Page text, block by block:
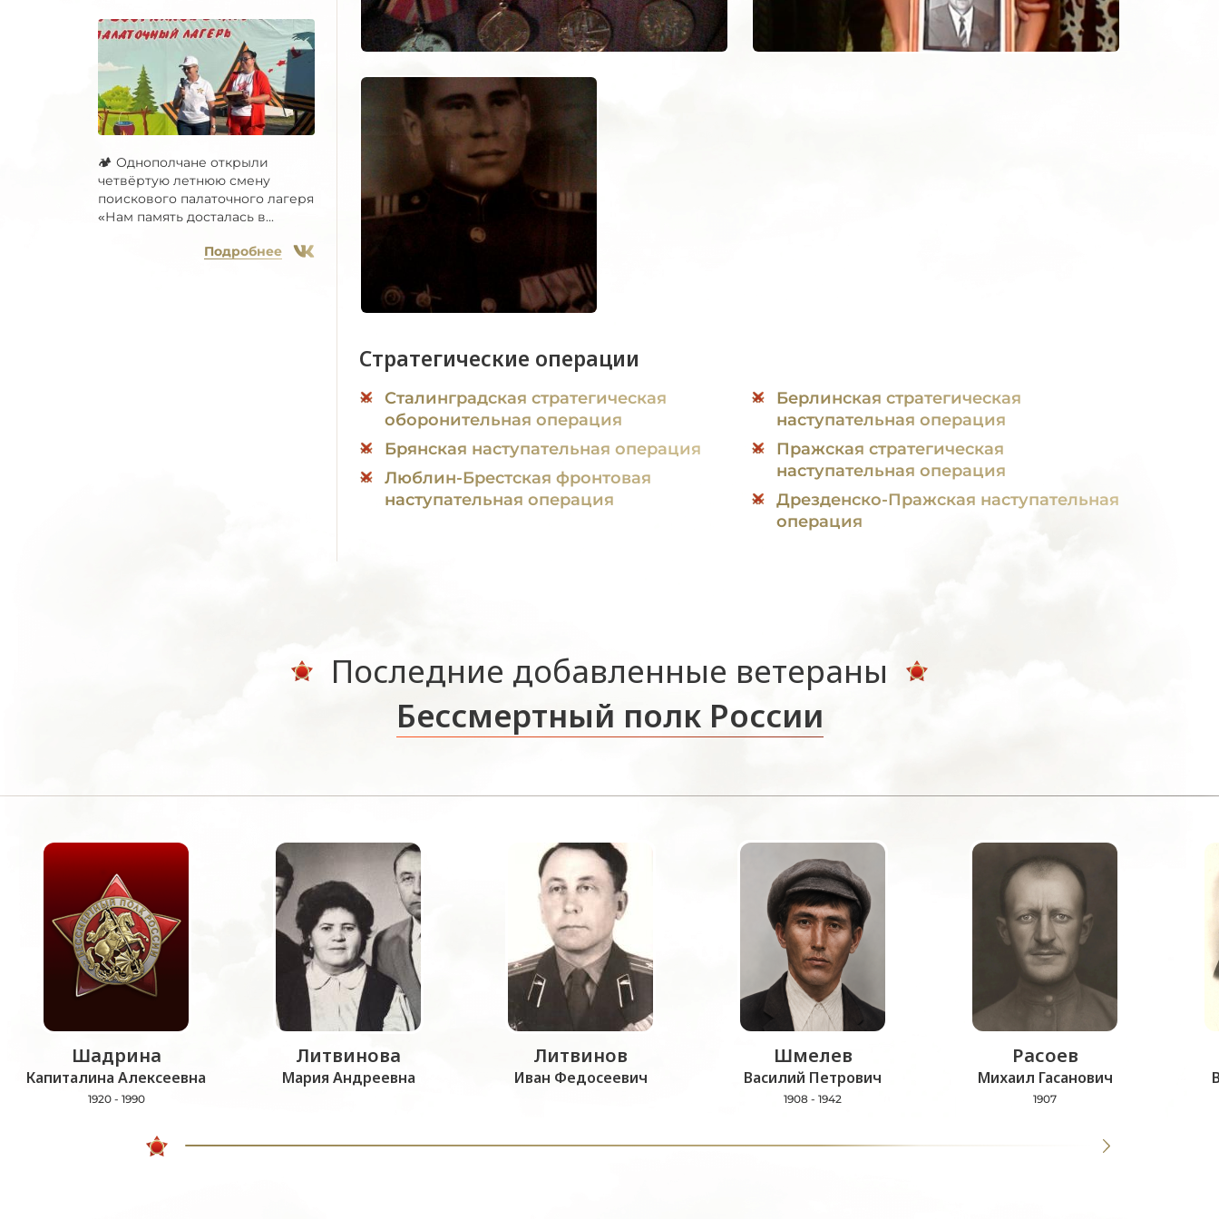
🏕 Однополчане открыли
четвёртую летнюю смену
поискового палаточного лагеря
«Нам память досталась в...
Подробнее
Стратегические операции
Сталинградская стратегическая
оборонительная операция
Брянская наступательная операция
Люблин-Брестская фронтовая
наступательная операция
Берлинская стратегическая
наступательная операция
Пражская стратегическая
наступательная операция
Дрезденско-Пражская наступательная
операция
Последние добавленные ветераны
Бессмертный полк России
Шадрина
Капиталина Алексеевна
1920 - 1990
Литвинова
Мария Андреевна
Литвинов
Иван Федосеевич
Шмелев
Василий Петрович
1908 - 1942
Расоев
Михаил Гасанович
1907